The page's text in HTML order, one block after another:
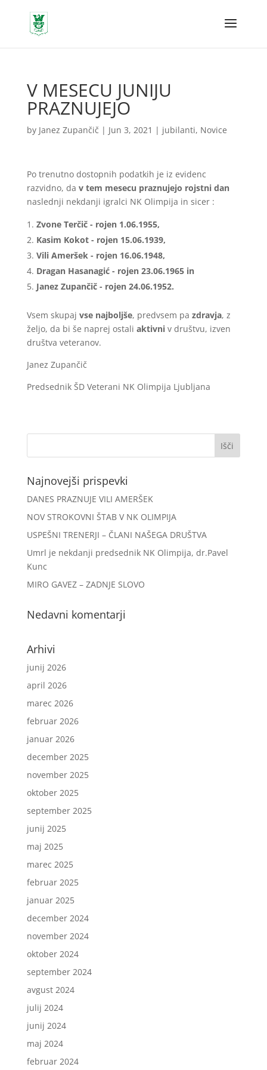
V MESECU JUNIJU
PRAZNUJEJO
by Janez Zupančič | Jun 3, 2021 | jubilanti, Novice
Po trenutno dostopnih podatkih je iz evidenc
razvidno, da v tem mesecu praznujejo rojstni dan
naslednji nekdanji igralci NK Olimpija in sicer :
Zvone Terčič - rojen 1.06.1955,
Kasim Kokot - rojen 15.06.1939,
Vili Ameršek - rojen 16.06.1948,
Dragan Hasanagić - rojen 23.06.1965 in
Janez Zupančič - rojen 24.06.1952.
Vsem skupaj vse najboljše, predvsem pa zdravja, z
željo, da bi še naprej ostali aktivni v društvu, izven
društva veteranov.
Janez Zupančič
Predsednik ŠD Veterani NK Olimpija Ljubljana
Najnovejši prispevki
DANES PRAZNUJE VILI AMERŠEK
NOV STROKOVNI ŠTAB V NK OLIMPIJA
USPEŠNI TRENERJI – ČLANI NAŠEGA DRUŠTVA
Umrl je nekdanji predsednik NK Olimpija, dr.Pavel
Kunc
MIRO GAVEZ – ZADNJE SLOVO
Nedavni komentarji
Arhivi
junij 2026
april 2026
marec 2026
februar 2026
januar 2026
december 2025
november 2025
oktober 2025
september 2025
junij 2025
maj 2025
marec 2025
februar 2025
januar 2025
december 2024
november 2024
oktober 2024
september 2024
avgust 2024
julij 2024
junij 2024
maj 2024
februar 2024